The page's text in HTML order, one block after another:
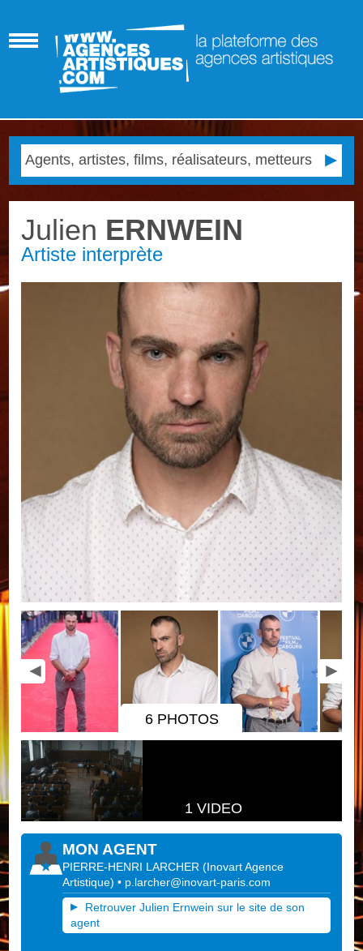
Julien ERNWEIN
Artiste interprète
6 PHOTOS
1 VIDEO
MON AGENT
PIERRE-HENRI LARCHER (Inovart Agence
Artistique)• p.larcher@inovart-paris.com
Retrouver Julien Ernwein sur le site de son
agent